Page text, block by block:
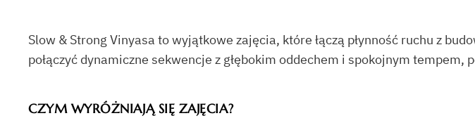
Slow & Strong Vinyasa to wyjątkowe zajęcia, które łączą płynność ruchu z
połączyć dynamiczne sekwencje z głębokim oddechem i spokojnym tempem,
CZYM WYRÓŻNIAJĄ SIĘ ZAJĘCIA?